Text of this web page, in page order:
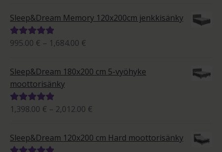
5.00
/ 5
1,533.00 €
Sleep&Dream Memory 120x200cm jenkkisänky
Arvostelu
995.00 € – 1,684.00 €
-
1,684.00 €
Sleep&Dream 180x200 cm 5-vyöhyke
moottorisänky
Arvostelu
1,398.00 € – 2,012.00 €
-
Sleep&Dream 120x200 cm Hard moottorisänky